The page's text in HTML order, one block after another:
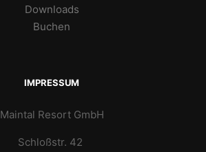
Downloads
Buchen
IMPRESSUM
Maintal Resort GmbH
Schloßstr. 42